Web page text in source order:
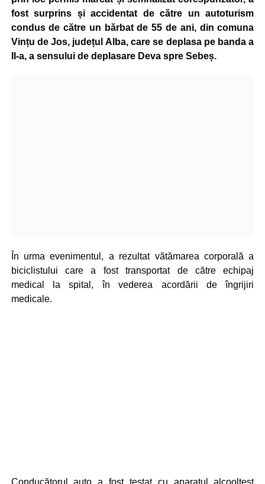
fost surprins și accidentat de către un autoturism
condus de către un bărbat de 55 de ani, din comuna
Vințu de Jos, județul Alba, care se deplasa pe banda a
II-a, a sensului de deplasare Deva spre Sebeș.
În urma evenimentul, a rezultat vătămarea corporală a
biciclistului care a fost transportat de către echipaj
medical la spital, în vederea acordării de îngrijiri
medicale.
Conducătorul auto a fost testat cu aparatul alcooltest